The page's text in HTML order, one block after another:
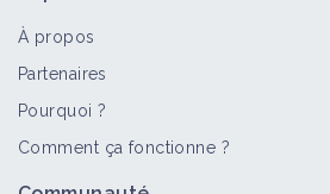
À propos
Partenaires
Pourquoi ?
Comment ça fonctionne ?